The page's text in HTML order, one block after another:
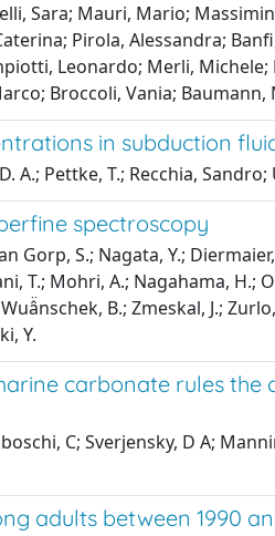
Sara; Mauri, Mario;
Pirola, Alessandra;
Leonardo; Merli,
Broccoli, Vania;
in subduction
A.; Pettke, T.; Recchia, Sandro;
spectroscopy
Gorp, S.; Nagata, Y.;
T.; Mohri, A.; Nagahama, H.;
B.; Zmeskal, J.;
Y.
carbonate rules the
C; Sverjensky, D A;
adults between 1990